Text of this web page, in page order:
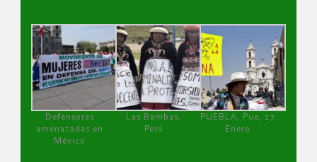
Defensoras
amenazadas en
México
Las Bambas,
Perú
PUEBLA, Pue, 27
Enero